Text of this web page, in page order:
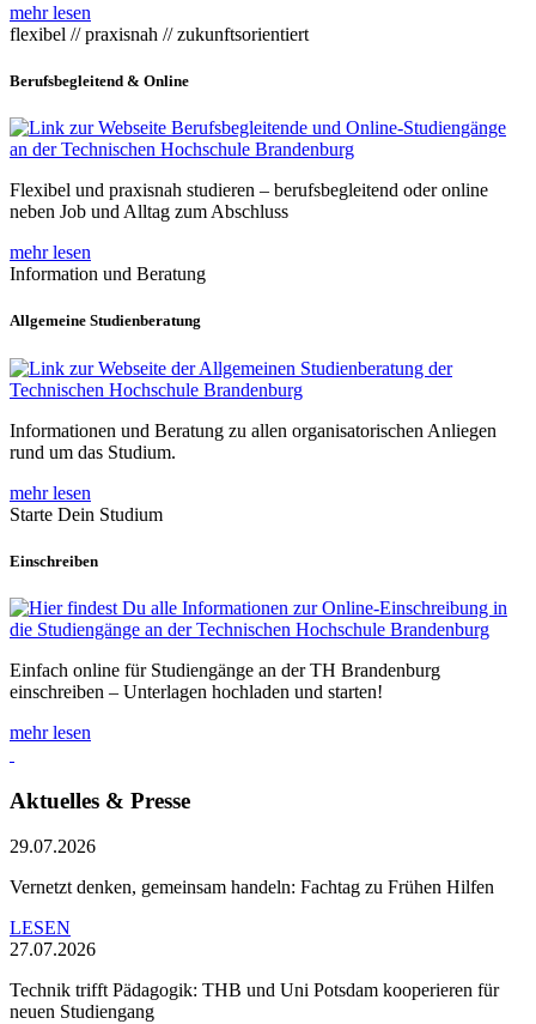
mehr lesen
flexibel // praxisnah // zukunftsorientiert
Berufsbegleitend & Online
Flexibel und praxisnah studieren – berufsbegleitend oder online
neben Job und Alltag zum Abschluss
mehr lesen
Information und Beratung
Allgemeine Studienberatung
Informationen und Beratung zu allen organisatorischen Anliegen
rund um das Studium.
mehr lesen
Starte Dein Studium
Einschreiben
Einfach online für Studiengänge an der TH Brandenburg
einschreiben – Unterlagen hochladen und starten!
mehr lesen
Aktuelles & Presse
29.07.2026
Vernetzt denken, gemeinsam handeln: Fachtag zu Frühen Hilfen
LESEN
27.07.2026
Technik trifft Pädagogik: THB und Uni Potsdam kooperieren für
neuen Studiengang